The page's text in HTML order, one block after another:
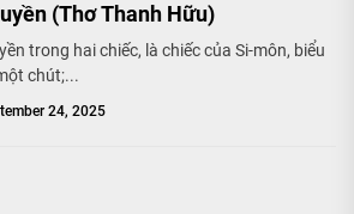
(Thơ Thanh Hữu)
trong hai chiếc, là chiếc của Si-môn, biểu
chút;...
24, 2025